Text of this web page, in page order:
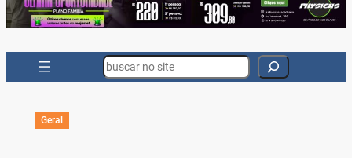
Search
Geral